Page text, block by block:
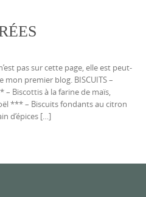
pas sur cette page, elle est peut-
mon premier blog. BISCUITS –
Biscottis à la farine de maïs,
*** – Biscuits fondants au citron
d’épices […]